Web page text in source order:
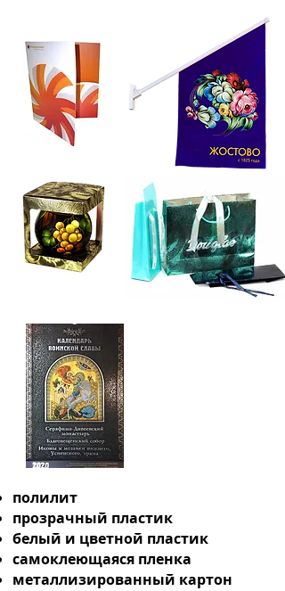
полилит
прозрачный пластик
белый и цветной пластик
самоклеющаяся пленка
металлизированный картон